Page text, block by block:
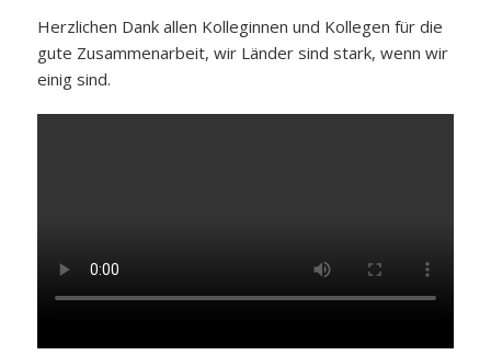
Herzlichen Dank allen Kolleginnen und Kollegen für die
gute Zusammenarbeit, wir Länder sind stark, wenn wir
einig sind.